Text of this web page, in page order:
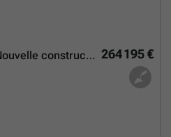
Ascenseur disponible * situation
* accès facile à Waregem,
de la Lys, idéal pour la marche, le
la signature de l'acte Visite sur
: ###
264 195 €
Appartement à vendre (Nouvelle construction)